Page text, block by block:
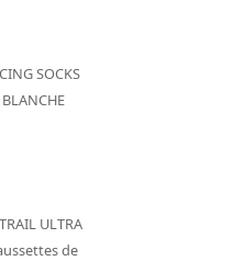
SOCKS
ULTRA
de